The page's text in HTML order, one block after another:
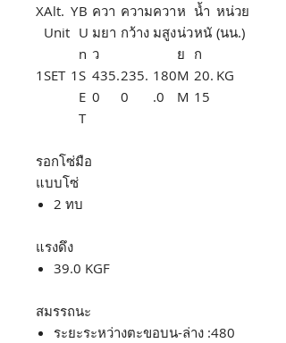
XAlt.
Unit
YB
U
n
ควา
มยา
ว
ความ
กว้าง
ควา
มสูง
ห
น่ว
ย
น้ำ
หนั
ก
หน่วย
(นน.)
1SET 1S
E
T
435.
0
235.
0
180
.0
M
M
20.
15
KG
รอกโซ่มือ
แบบโซ่
2 ทบ
แรงดึง
39.0 KGF
สมรรถนะ
ระยะระหว่างตะขอบน-ล่าง :480